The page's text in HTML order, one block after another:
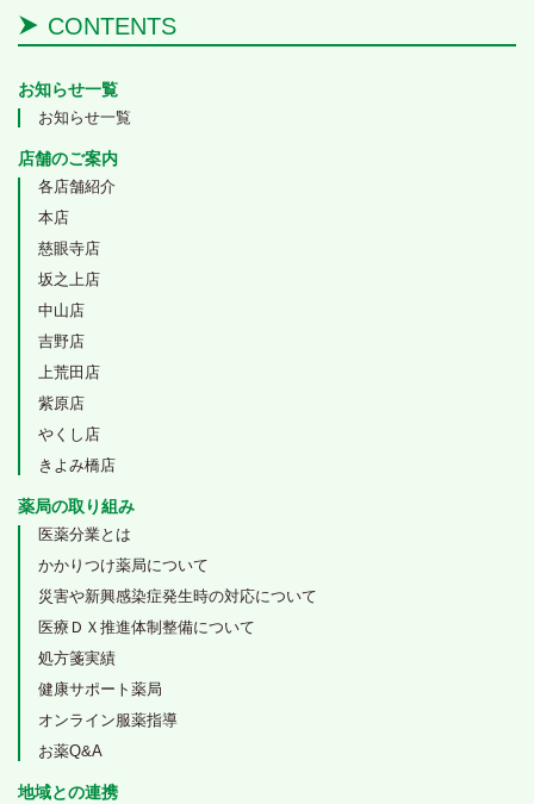
CONTENTS
お知らせ一覧
お知らせ一覧
店舗のご案内
各店舗紹介
本店
慈眼寺店
坂之上店
中山店
吉野店
上荒田店
紫原店
やくし店
きよみ橋店
薬局の取り組み
医薬分業とは
かかりつけ薬局について
災害や新興感染症発生時の対応について
医療ＤＸ推進体制整備について
処方箋実績
健康サポート薬局
オンライン服薬指導
お薬Q&A
地域との連携